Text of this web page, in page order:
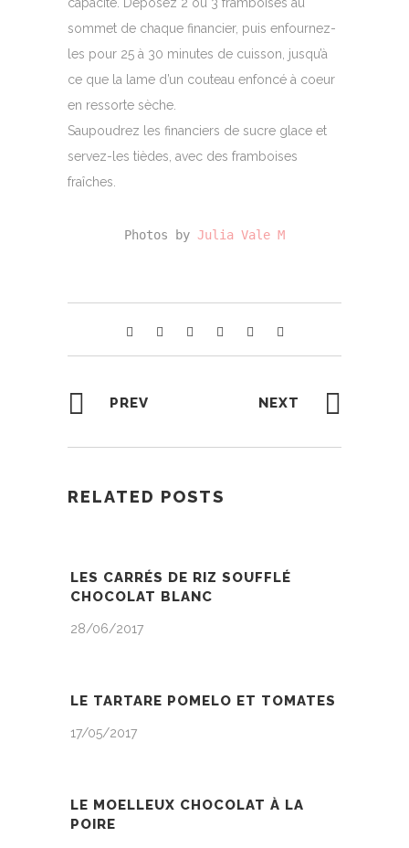
capacité. Déposez 2 ou 3 framboises au
sommet de chaque financier, puis enfournez-
les pour 25 à 30 minutes de cuisson, jusqu’à
ce que la lame d’un couteau enfoncé à coeur
en ressorte sèche.
Saupoudrez les financiers de sucre glace et
servez-les tièdes, avec des framboises
fraîches.
Photos by Julia Vale M
PREV NEXT
RELATED POSTS
LES CARRÉS DE RIZ SOUFFLÉ
CHOCOLAT BLANC
28/06/2017
LE TARTARE POMELO ET TOMATES
17/05/2017
LE MOELLEUX CHOCOLAT À LA
POIRE